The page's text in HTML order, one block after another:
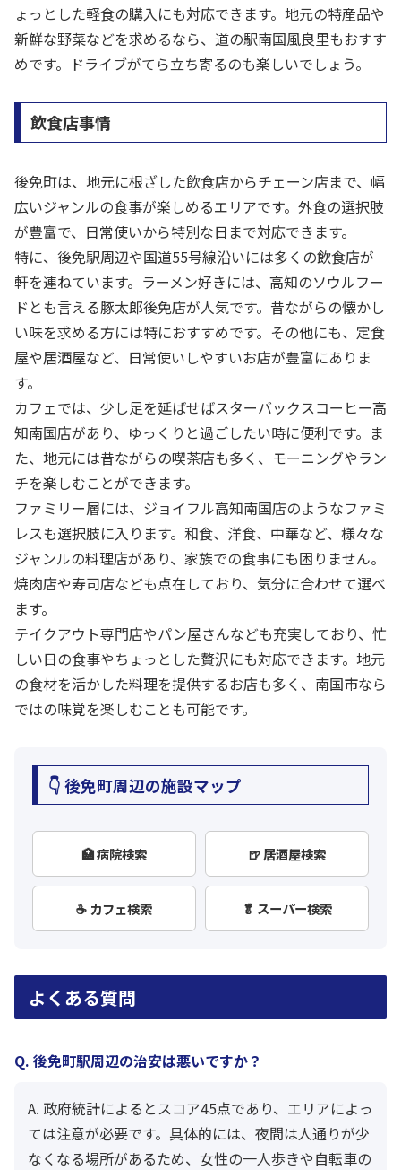
ょっとした軽食の購入にも対応できます。地元の特産品や
新鮮な野菜などを求めるなら、道の駅南国風良里もおすす
めです。ドライブがてら立ち寄るのも楽しいでしょう。
飲食店事情
後免町は、地元に根ざした飲食店からチェーン店まで、幅
広いジャンルの食事が楽しめるエリアです。外食の選択肢
が豊富で、日常使いから特別な日まで対応できます。
特に、後免駅周辺や国道55号線沿いには多くの飲食店が
軒を連ねています。ラーメン好きには、高知のソウルフー
ドとも言える豚太郎後免店が人気です。昔ながらの懐かし
い味を求める方には特におすすめです。その他にも、定食
屋や居酒屋など、日常使いしやすいお店が豊富にありま
す。
カフェでは、少し足を延ばせばスターバックスコーヒー高
知南国店があり、ゆっくりと過ごしたい時に便利です。ま
た、地元には昔ながらの喫茶店も多く、モーニングやラン
チを楽しむことができます。
ファミリー層には、ジョイフル高知南国店のようなファミ
レスも選択肢に入ります。和食、洋食、中華など、様々な
ジャンルの料理店があり、家族での食事にも困りません。
焼肉店や寿司店なども点在しており、気分に合わせて選べ
ます。
テイクアウト専門店やパン屋さんなども充実しており、忙
しい日の食事やちょっとした贅沢にも対応できます。地元
の食材を活かした料理を提供するお店も多く、南国市なら
ではの味覚を楽しむことも可能です。
👇 後免町周辺の施設マップ
🏥 病院検索 🍺 居酒屋検索
☕ カフェ検索 🥬 スーパー検索
よくある質問
Q. 後免町駅周辺の治安は悪いですか？
A. 政府統計によるとスコア45点であり、エリアによっ
ては注意が必要です。具体的には、夜間は人通りが少
なくなる場所があるため、女性の一人歩きや自転車の